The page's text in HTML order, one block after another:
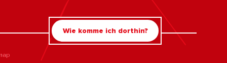
Wie komme ich dorthin?